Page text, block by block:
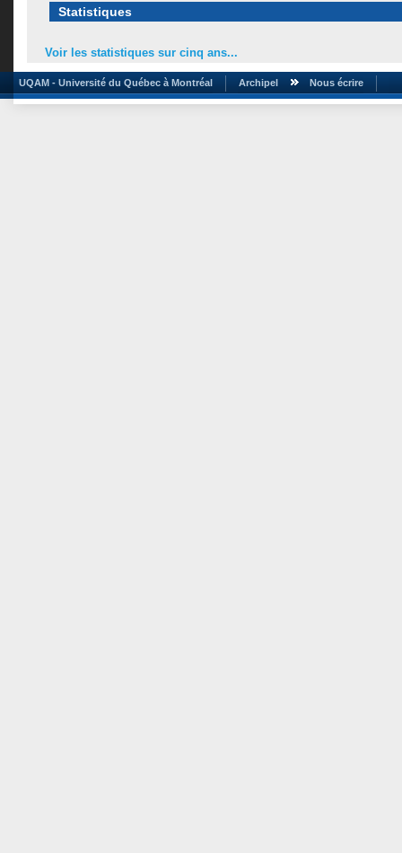
Statistiques
Voir les statistiques sur cinq ans...
UQAM - Université du Québec à Montréal Archipel Nous écrire